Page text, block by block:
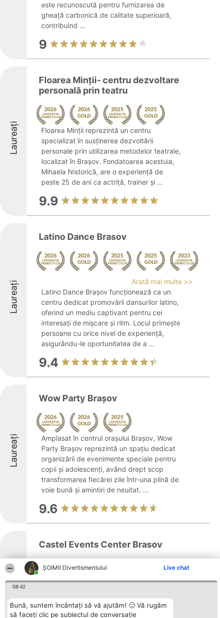
ŞOIMII Divertismentului Live chat
08:42
Bună, suntem încântați să vă ajutăm! 🙂 Vă rugăm
să faceți clic pe subiectul de conversație
este recunoscută pentru furnizarea de
gheață carbonică de calitate superioară,
contribuind ...
9
Laureați
Floarea Minții- centru dezvoltare
personală prin teatru
Floarea Minții reprezintă un centru
specializat în susținerea dezvoltării
personale prin utilizarea metodelor teatrale,
localizat în Brașov. Fondatoarea acestuia,
Mihaela Nistorică, are o experiență de
peste 25 de ani ca actriță, trainer și ...
9.9
Laureați
Latino Dance Brasov
Arată mai multe >>
Latino Dance Brașov funcționează ca un
centru dedicat promovării dansurilor latino,
oferind un mediu captivant pentru cei
interesați de mișcare și ritm. Locul primește
persoane cu orice nivel de experiență,
asigurându-le oportunitatea de a ...
9.4
Laureați
Wow Party Brașov
Amplasat în centrul orașului Brașov, Wow
Party Brașov reprezintă un spațiu dedicat
organizării de evenimente speciale pentru
copii și adolescenți, având drept scop
transformarea fiecărei zile într-una plină de
voie bună și amintiri de neuitat. ...
9.6
Laureați
Castel Events Center Brasov
Situată în Brașov, Castel Events Center
prestigios, conceput pentru organizarea
unor evenimente de neuitat. Locația este